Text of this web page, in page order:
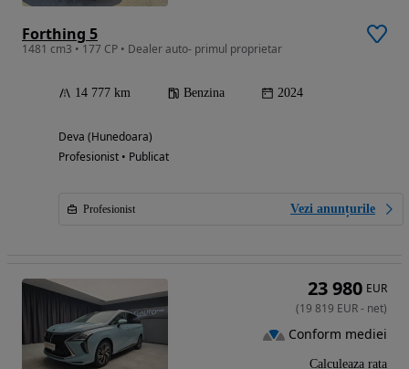
Forthing 5
1481 cm3 • 177 CP • Dealer auto- primul proprietar
14 777 km Benzina 2024
Deva (Hunedoara)
Profesionist • Publicat
Profesionist Vezi anunțurile
23 980 EUR
(19 819 EUR- net)
Conform mediei
Calculeaza rata